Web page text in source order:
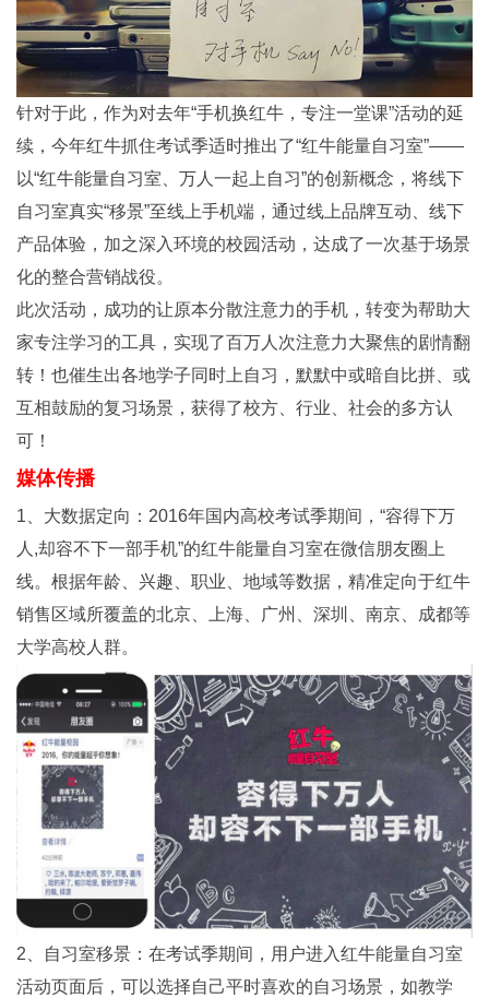
针对于此，作为对去年“手机换红牛，专注一堂课”活动的延
续，今年红牛抓住考试季适时推出了“红牛能量自习室”——
以“红牛能量自习室、万人一起上自习”的创新概念，将线下
自习室真实“移景”至线上手机端，通过线上品牌互动、线下
产品体验，加之深入环境的校园活动，达成了一次基于场景
化的整合营销战役。
此次活动，成功的让原本分散注意力的手机，转变为帮助大
家专注学习的工具，实现了百万人次注意力大聚焦的剧情翻
转！也催生出各地学子同时上自习，默默中或暗自比拼、或
互相鼓励的复习场景，获得了校方、行业、社会的多方认
可！
媒体传播
1、大数据定向：2016年国内高校考试季期间，“容得下万
人,却容不下一部手机”的红牛能量自习室在微信朋友圈上
线。根据年龄、兴趣、职业、地域等数据，精准定向于红牛
销售区域所覆盖的北京、上海、广州、深圳、南京、成都等
大学高校人群。
2、自习室移景：在考试季期间，用户进入红牛能量自习室
活动页面后，可以选择自己平时喜欢的自习场景，如教学